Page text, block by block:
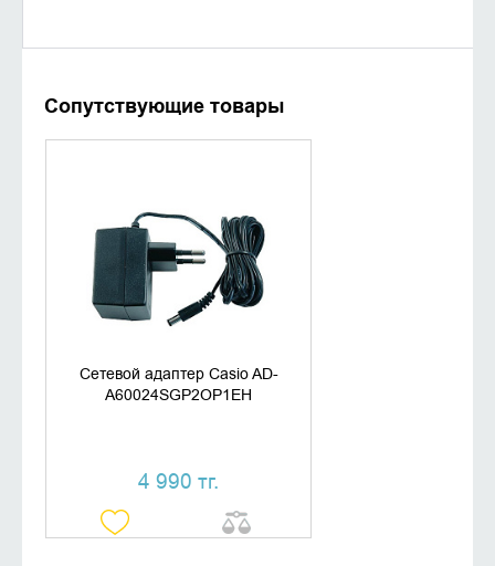
Сопутствующие товары
Сетевой адаптер Casio AD-
A60024SGP2OP1EH
4 990 тг.
КУПИТЬ В 1 КЛИК